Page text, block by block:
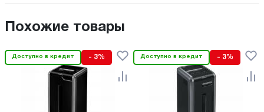
Похожие товары
Доступно в кредит - 3% Доступно в кредит - 3%